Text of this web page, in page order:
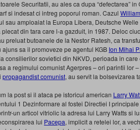
Securitatii, au ales ca dupa “defectarea”
si indesat ci intreg poporul roman. Cazul
sau amploaiat la Europa Libera, Deutsche
din tara care l-a gazduit, in 1987. Deloc
preluat butoanele de la Nestor Ratesh, ca
sa il promoveze pe agentul KGB Ion Mihai
consilierilor sovietici din NKVD, perioada in
a regimului comunist Agerpres – ori parintii lor
propagandist comunist, au servit la bolsevizarea
la post si il ataca pe istoricul american Larry
1 Dezinformare al fostei Directiei I
un articol vitriolic la adresa lui Larry Watts si
lui Pacepa, implicit a retelei lor, a